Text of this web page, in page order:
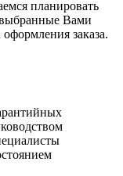
планировать
Вами
заказа.